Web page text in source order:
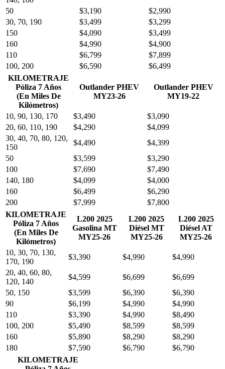
50
$3,190
$2,990
30, 70, 190
$3,499
$3,299
150
$4,090
$3,499
160
$4,990
$4,900
110
$6,799
$7,899
100, 200
$6,590
$6,499
KILOMETRAJE
Póliza 7 Años
(En Miles De
Kilómetros)
Outlander PHEV
MY23-26
Outlander PHEV
MY19-22
10, 90, 130, 170 $3,490
$3,090
20, 60, 110, 190
$4,290
$4,099
30, 40, 70, 80, 120,
150
$4,490
$4,399
50
$3,599
$3,290
100
$7,690
$7,490
140, 180
$4,099
$4,000
160
$6,499
$6,290
200
$7,999
$7,800
KILOMETRAJE
Póliza 7 Años
(En Miles De
Kilómetros)
L200 2025
Gasolina MT
MY25-26
L200 2025
Diésel MT
MY25-26
L200 2025
Diésel AT
MY25-26
10, 30, 70, 130,
170, 190
$3,390 $4,990
$4,990
20, 40, 60, 80,
120, 140
$4,599 $6,699
$6,699
50, 150
$3,599 $6,390
$6,390
90
$6,199 $4,990
$4,990
110
$3,390 $4,990
$8,490
100, 200
$5,490 $8,599
$8,599
160
$5,890 $8,290
$8,290
180
$7,590 $6,790
$6,790
KILOMETRAJE